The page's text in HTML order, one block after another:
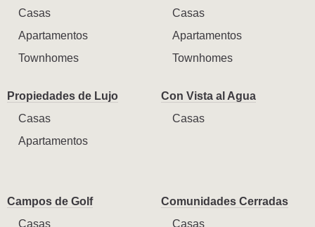
Casas
Apartamentos
Townhomes
Casas
Apartamentos
Townhomes
Propiedades de Lujo
Casas
Apartamentos
Con Vista al Agua
Casas
Campos de Golf
Casas
Comunidades Cerradas
Casas